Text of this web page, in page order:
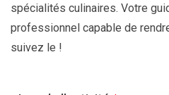
spécialités culinaires. Votre
professionnel capable de
suivez le !